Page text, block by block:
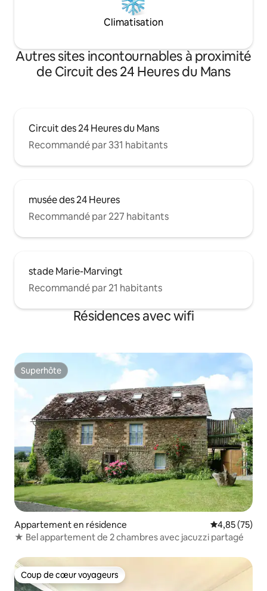
Climatisation
Autres sites incontournables à proximité
de Circuit des 24 Heures du Mans
Circuit des 24 Heures du Mans
Recommandé par 331 habitants
musée des 24 Heures
Recommandé par 227 habitants
stade Marie-Marvingt
Recommandé par 21 habitants
Résidences avec wifi
Superhôte
Superhôte
Appartement en résidence Évaluation
4,85 (75)
★ Bel appartement de 2 chambres avec jacuzzi partagé
Coup de cœur voyageurs
Coup de cœur voyageurs